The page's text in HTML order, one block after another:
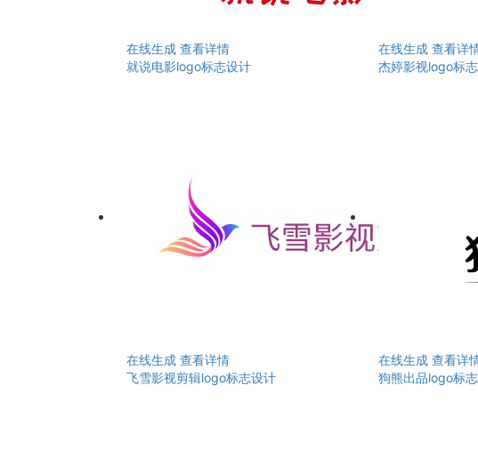
在线生成 查看详情
就说电影logo标志设计
在线生成 查看详
杰婷影视logo标
在线生成 查看详情
飞雪影视剪辑logo标志设计
在线生成 查看详
狗熊出品logo标